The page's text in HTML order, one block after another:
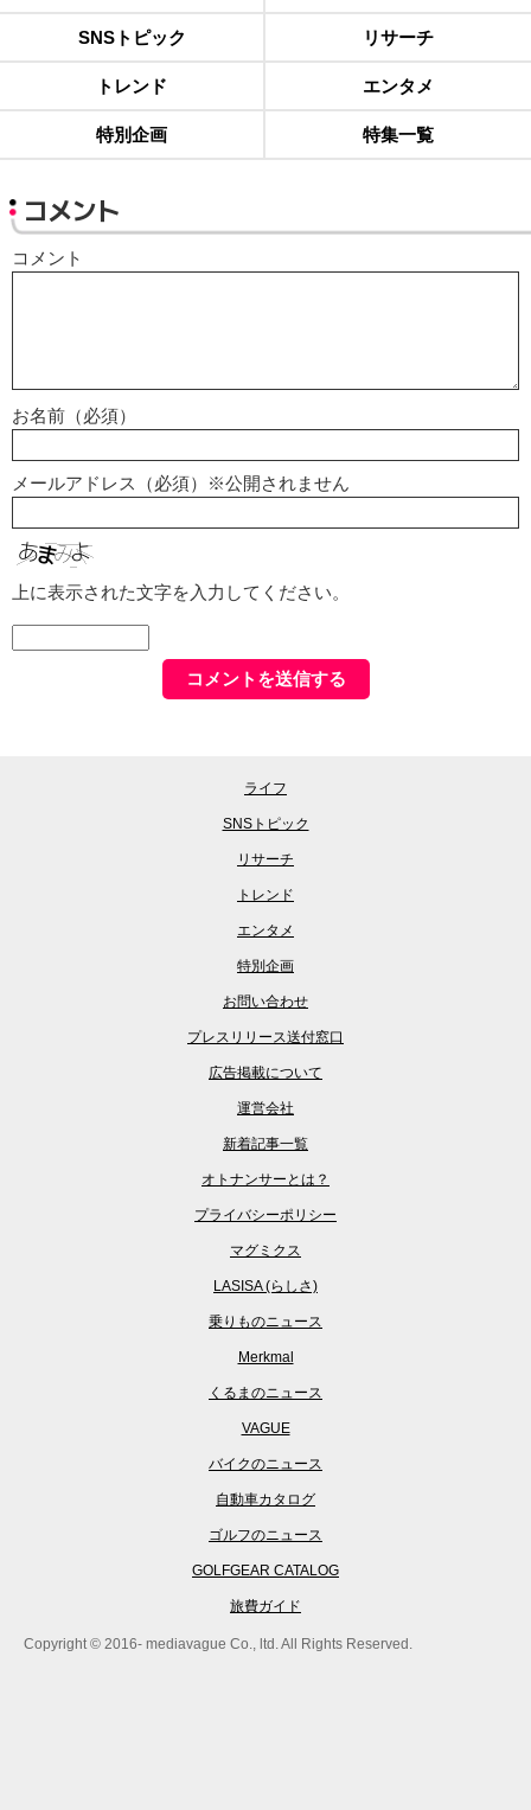
SNSトピック リサーチ
トレンド エンタメ
特別企画 特集一覧
コメント
コメント
お名前（必須）
メールアドレス（必須）※公開されません
上に表示された文字を入力してください。
ライフ
SNSトピック
リサーチ
トレンド
エンタメ
特別企画
お問い合わせ
プレスリリース送付窓口
広告掲載について
運営会社
新着記事一覧
オトナンサーとは？
プライバシーポリシー
マグミクス
LASISA (らしさ)
乗りものニュース
Merkmal
くるまのニュース
VAGUE
バイクのニュース
自動車カタログ
ゴルフのニュース
GOLFGEAR CATALOG
旅費ガイド
Copyright © 2016- mediavague Co., ltd. All Rights Reserved.